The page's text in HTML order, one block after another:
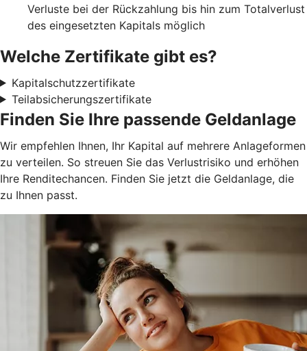
Verluste bei der Rückzahlung bis hin zum Totalverlust
des eingesetzten Kapitals möglich
Welche Zertifikate gibt es?
Kapitalschutzzertifikate
Teilabsicherungszertifikate
Finden Sie Ihre passende Geldanlage
Wir empfehlen Ihnen, Ihr Kapital auf mehrere Anlageformen
zu verteilen. So streuen Sie das Verlustrisiko und erhöhen
Ihre Renditechancen. Finden Sie jetzt die Geldanlage, die
zu Ihnen passt.